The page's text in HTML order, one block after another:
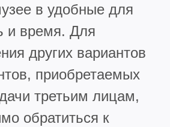
в удобные для
и время. Для
других вариантов
приобретаемых
третьим лицам,
обратиться к